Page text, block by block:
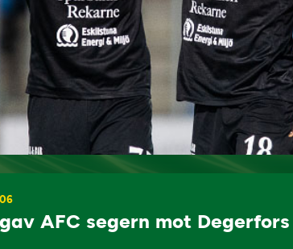
AFC segern mot Degerfors